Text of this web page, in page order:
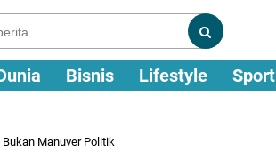
Bisnis Lifestyle Sport
Bukan Manuver Politik